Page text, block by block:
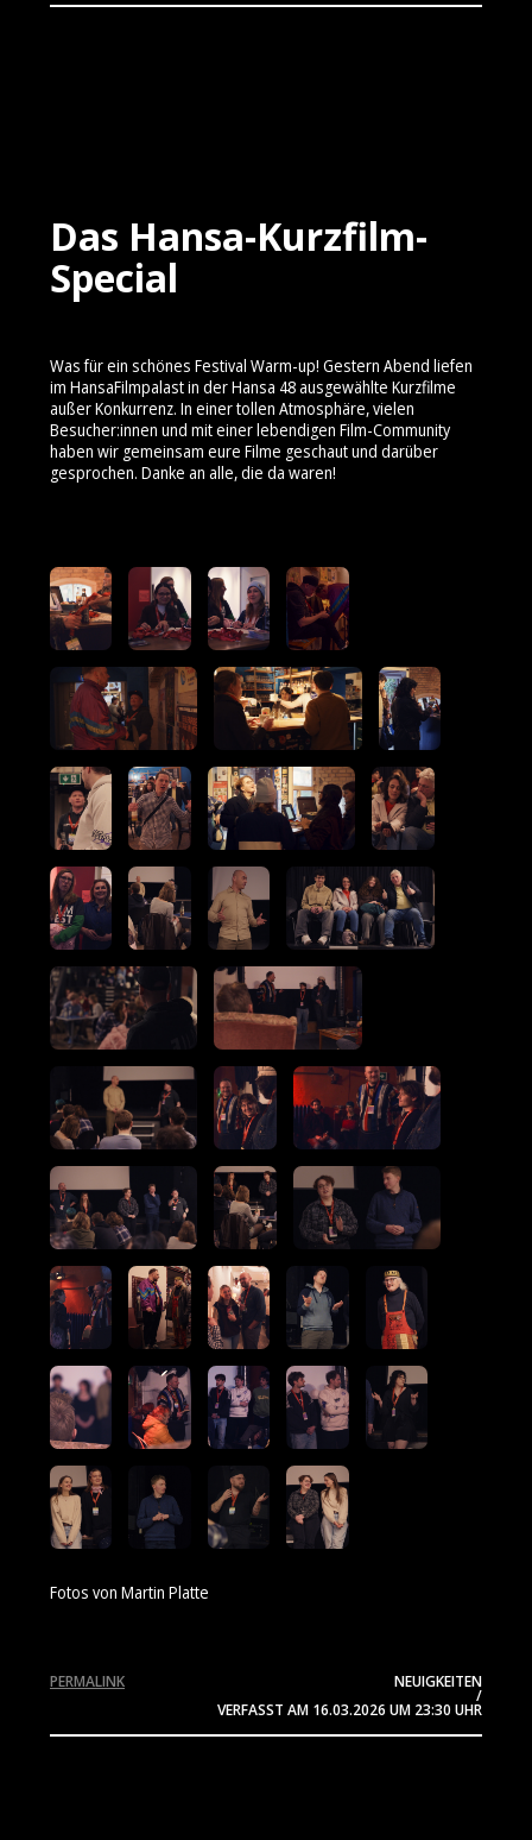
Das Hansa-Kurzfilm-
Special
Was für ein schönes Festival Warm-up! Gestern Abend liefen
im HansaFilmpalast in der Hansa 48 ausgewählte Kurzfilme
außer Konkurrenz. In einer tollen Atmosphäre, vielen
Besucher:innen und mit einer lebendigen Film-Community
haben wir gemeinsam eure Filme geschaut und darüber
gesprochen. Danke an alle, die da waren!
Fotos von Martin Platte
NEUIGKEITEN
/
VERFASST AM 16.03.2026 UM 23:30 UHR
PERMALINK